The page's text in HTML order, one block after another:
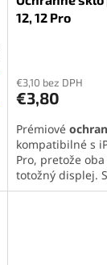
12, 12 Pro
€3,10 bez DPH
€3,80
Prémiové
kompatibilné s
Pro, pretože
totožný displej.
siahaaž po